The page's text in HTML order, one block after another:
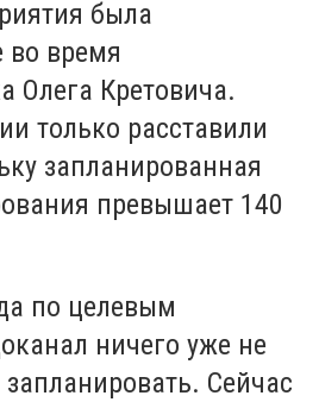
была
во время
Олега Кретовича.
только расставили
запланированная
превышает 140
по целевым
ничего уже не
запланировать. Сейчас